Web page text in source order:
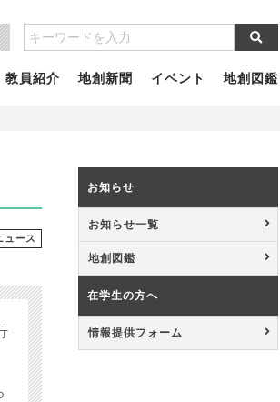
教員紹介 地創新聞 イベント 地創図鑑
ュース
お知らせ
お知らせ一覧
地創図鑑
在学生の方へ
情報提供フォーム